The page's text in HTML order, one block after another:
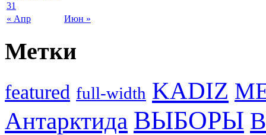
« Апр Июн »
31
Метки
featured full-width KADIZ
Антарктида ВЫБОРЫ